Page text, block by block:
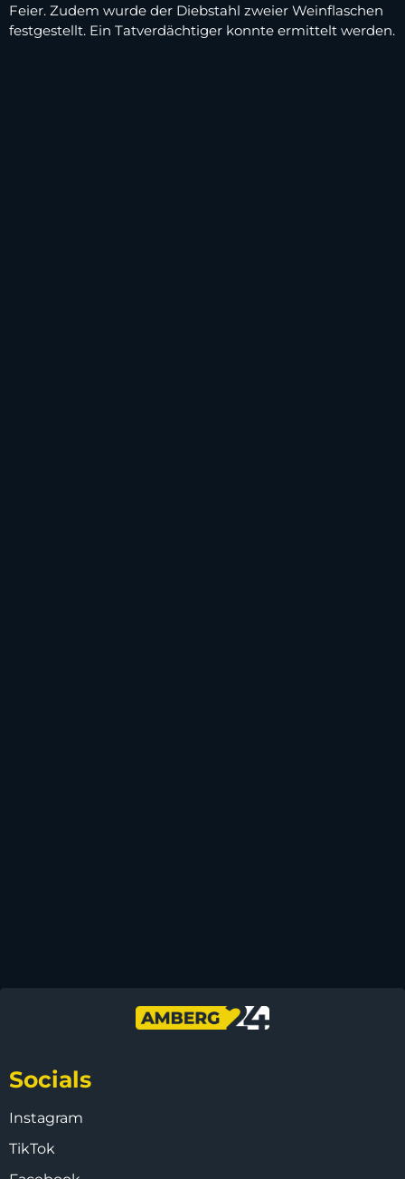
Feier. Zudem wurde der Diebstahl zweier Weinflaschen
festgestellt. Ein Tatverdächtiger konnte ermittelt werden.
Socials
Instagram
TikTok